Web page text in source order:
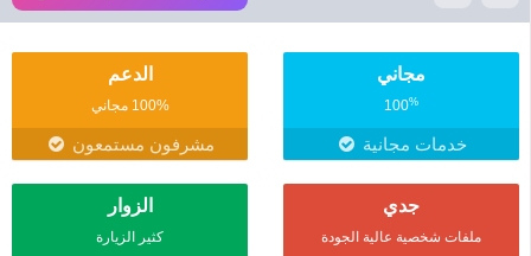
مجاني
100%
خدمات مجانية
الدعم
100% مجاني
مشرفون مستمعون
جدي
ملفات شخصية عالية الجودة
الزوار
كثير الزيارة